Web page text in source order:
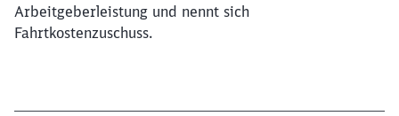
Arbeitgeberleistung und nennt sich
Fahrtkostenzuschuss.